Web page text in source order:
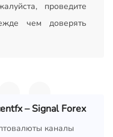
проведите
чем доверять
– Signal Forex
каналы